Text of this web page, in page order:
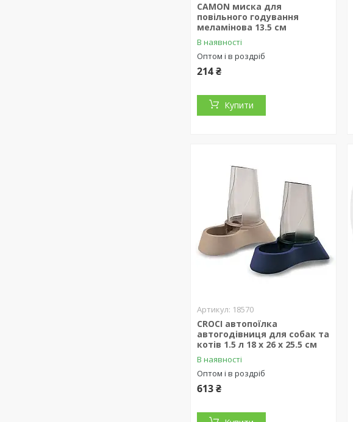
CAMON миска для
повільного годування
меламінова 13.5 см
В наявності
Оптом і в роздріб
214 ₴
Купити
18570
CROCI автопоїлка
автогодівниця для собак та
котів 1.5 л 18 х 26 х 25.5 см
В наявності
Оптом і в роздріб
613 ₴